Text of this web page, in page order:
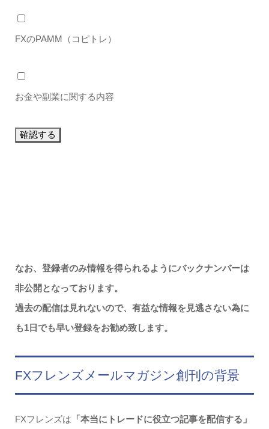
FXのPAMM（コピトレ）
お金や副業に関する内容
なお、登録者のみ情報を得られるようにバックナンバーは
非公開となっております。
過去の配信は見れないので、有益な情報を見逃さない為に
も1日でも早い登録をお勧め致します。
FXフレンズメールマガジン創刊の背景
FXフレンズは 「本当にトレードに役立つ記事を配信する」